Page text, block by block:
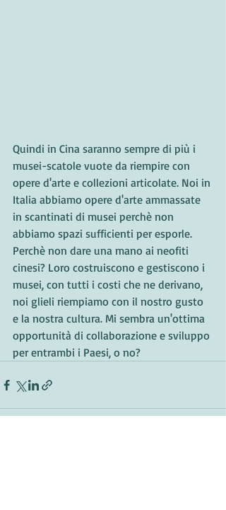
Quindi in Cina saranno sempre di più i
musei-scatole vuote da riempire con
opere d'arte e collezioni articolate. Noi in
Italia abbiamo opere d'arte ammassate
in scantinati di musei perchè non
abbiamo spazi sufficienti per esporle.
Perchè non dare una mano ai neofiti
cinesi? Loro costruiscono e gestiscono i
musei, con tutti i costi che ne derivano,
noi glieli riempiamo con il nostro gusto
e la nostra cultura. Mi sembra un'ottima
opportunità di collaborazione e sviluppo
per entrambi i Paesi, o no?